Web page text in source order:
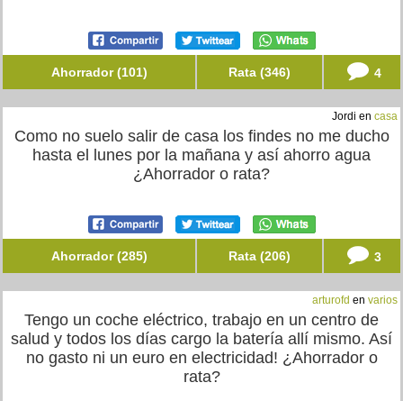
Ahorrador (101) Rata (346) 4
Jordi en casa
Como no suelo salir de casa los findes no me ducho
hasta el lunes por la mañana y así ahorro agua
¿Ahorrador o rata?
Ahorrador (285) Rata (206) 3
arturofd en varios
Tengo un coche eléctrico, trabajo en un centro de
salud y todos los días cargo la batería allí mismo. Así
no gasto ni un euro en electricidad! ¿Ahorrador o
rata?